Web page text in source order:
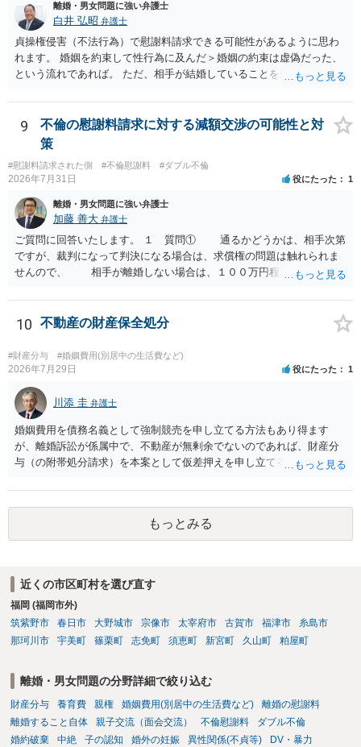
通しを過度に楽観的に言い過ぎないか、質問に具体的に答えてくれる
か、連絡方法（メール、電話、弁護士直接か事務局員を介するかな
ど）や対応スピードが合うかを確認するとよいと思います。いずれに
しましても、弁護士への相談・依頼にあたっては、証拠資料、夫と相
手方の関係、相手方の氏名・住所等、夫婦関係への影響、離婚予定の
離婚・男女問題に強い弁護士
白井 弘昭 弁護士
貞操権侵害（不法行為）で慰謝料請求できる可能性があるように思わ
れます。 婚姻を約束して性行為に及んだ＞婚姻の約束は虚偽だった、
という流れであれば。 ただ、相手が結婚していることを知って行為に
性も認められそうですので、あまり慰謝料は高額にならないように思
われます。 一度、最寄りの弁護士に相談してみてください。
9
不倫の慰謝料請求に対する減額交渉の可能性と対
策
#慰謝料請求された側 #不倫慰謝料 #ダブル不倫
2026年7月31日 役にたった 1
離婚・男女問題に強い弁護士
加藤 善大 弁護士
ご質問に回答いたします。 １ 質問① 通るかどうかは、相手次第
ですが、裁判になって判決になる場合は、求償権の問題は触れられま
せんので、 相手が離婚しない場合は、１００万円程度となる可能
するデメリットはありますから（経済的、時間的、精神的負担等）、
反対にご自身が、裁判も辞さずという姿勢を示すことで、プラス
に働く可能性は有り得ます。 交渉で解決する多くの場合は、相手
が弁護士に依頼しているケースで、５０万円以下で合意できる場合は
稀であると思います。 通常は、６０万円から８０万円程度になる
ことが多いというのが私の印象です。 ２ 質問② ご記載の内容が
減額を進めるうえでの交渉材料かと思います。 なお、ご自身が離
婚しないことは、交渉材料にはならないかと思いますので、ご注意く
ださい。 また、相手夫婦の婚姻関係が既に破綻していたことや、
相手女性が結婚しているとは知らなかったと主張することもあります
が、 ケースバイケースですので、ご自身の場合にそれらの主張が
が、 ２００万円でも、５０万円でも、公序良俗に反するほど高額
と思います。 そのうえで、合意できるかは、相手も納得できるか
否かにかかってはきますが。 ４ 質問④ ご記載の内容からは判断
できないのですが、 清算条項を記載しないで合意することはリス
クがありますので、むしろ、原則としては、清算条項を記載するべき
であるとお考えいただくといいです。 ご質問に対する回答は以上で
直接相談されて、 今後の対応についてアドバイス等を求めることを
お勧めいたします。 ご参考にしていただければ幸いです。
10 不動産の財産保全処分
#財産分与 #婚姻費用(別居中の生活費など)
2026年7月29日 役にたった 1
川添 圭 弁護士
婚姻費用を債務名義として強制競売を申し立てる方法もあり得ます
が、離婚訴訟が係属中で、不動産が無剰余でないのであれば、財産分
与（の附帯処分請求）を本案として仮差押えを申し立てる（法的には
えられます。弁護士へ依頼しているのであれば、担当弁護士とよく相
談してください。
もっとみる
近くの市区町村を選び直す
福岡 (福岡市外)
筑紫野市
春日市 大野城市 宗像市 太宰府市 古賀市 福津市
糸島市
那珂川市
宇美町 篠栗町 志免町 須恵町 新宮町 久山町 粕屋町
離婚・男女問題の分野詳細で絞り込む
財産分与 養育費 親権 婚姻費用(別居中の生活費など)
離婚の慰謝料
離婚すること自体
親子交流（面会交流） 不倫慰謝料
ダブル不倫
婚約破棄
中絶 子の認知 婚外の妊娠 異性関係(不貞等)
DV・暴力